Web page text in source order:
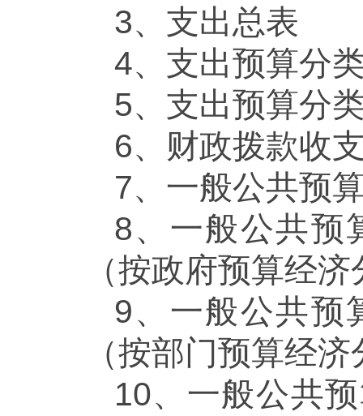
3、支出总表
4、支出预算分
5、支出预算分
6、财政拨款收
7、一般公共预
8、一般公共预
（按政府预算经
9、一般公共预
（按部门预算经
10、一般公共